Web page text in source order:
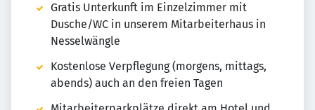
Gratis Unterkunft im Einzelzimmer mit
Dusche/WC in unserem Mitarbeiterhaus in
Nesselwängle
Kostenlose Verpflegung (morgens, mittags,
abends) auch an den freien Tagen